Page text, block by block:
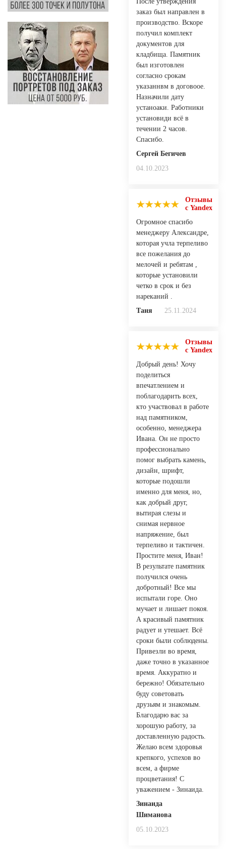
заказ был направлен в
производство. Вскоре
получил комплект
документов для
кладбища. Памятник
был изготовлен
согласно срокам
указаннвм в договоое.
Назначили дату
устаноаки. Работники
установиди всë в
течении 2 часов.
Спасибо.
Сергей Бегичев
04.10.2023
Отзывы
с Yandex
Огромное спасибо
менеджеру Александре,
которая учла терпеливо
все пожелания до
мелочей и ребятам ,
которые установили
четко в срок и без
нареканий .
Таня
25.11.2024
Отзывы
с Yandex
Добрый день! Хочу
поделиться
впечатлением и
поблагодарить всех,
кто участвовал в работе
над памятником,
особенно, менеджера
Ивана. Он не просто
профессионально
помог выбрать камень,
дизайн, шрифт,
которые подошли
именно для меня, но,
как добрый друг,
вытирая слезы и
снимая нервное
напряжение, был
терпеливо и тактичен.
Простите меня, Иван!
В результате памятник
получился очень
добротный! Все мы
испытали горе. Оно
мучает и лишает покоя.
А красивый памятник
радует и утешает. Всё
сроки были соблюдены.
Привезли во время,
даже точно в указанное
время. Аккуратно и
бережно! Обязательно
буду советовать
друзьям и знакомым.
Благодарю вас за
хорошую работу, за
доставленную радость.
Желаю всем здоровья
крепкого, успехов во
всем, а фирме
процветания! С
уважением - Зинаида.
Зинаида
Шиманова
05.10.2023